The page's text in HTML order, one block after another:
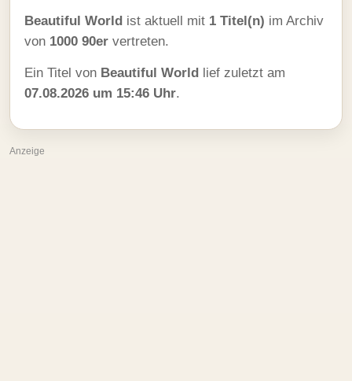
Beautiful World ist aktuell mit 1 Titel(n) im Archiv
von 1000 90er vertreten.
Ein Titel von Beautiful World lief zuletzt am
07.08.2026 um 15:46 Uhr.
Anzeige